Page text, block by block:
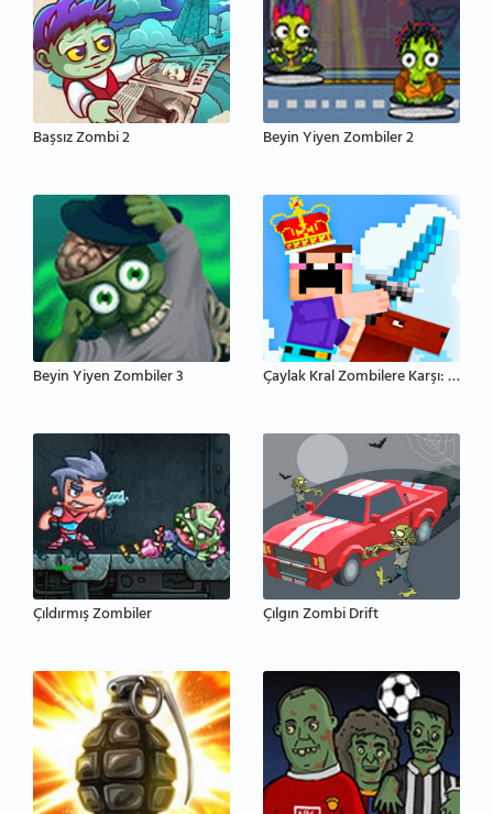
Başsız Zombi 2 Beyin Yiyen Zombiler 2
Beyin Yiyen Zombiler 3 Çaylak Kral Zombilere Karşı: Kale Savunması
Çıldırmış Zombiler Çılgın Zombi Drift